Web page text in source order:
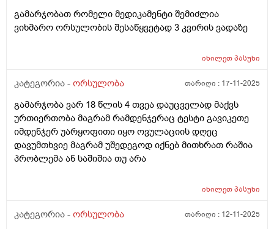
გამარჯობათ რომელი მედიკამენტი შემიძლია
ვიხმარო ორსულობის შესაწყვეტად 3 კვირის ვადაზე
იხილეთპასუხი
კატეგორია - ორსულობა თარიღი : 17-11-2025
გამარჯობა ვარ 18 წლის 4 თვეა დაუცველად მაქვს
ურთიერთობა მაგრამ რამდენჯერაც ტესტი გავიკეთე
იმდენჯერ უარყოფითი იყო ოვულაციის დღეც
დავუმთხვიე მაგრამ უშედეგოდ იქნებ მითხრათ რაშია
პრობლემა ან საშიშია თუ არა
იხილეთპასუხი
კატეგორია - ორსულობა თარიღი : 12-11-2025